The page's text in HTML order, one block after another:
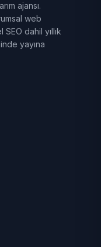
ajansı.
web
SEO dahil yıllık
yayına